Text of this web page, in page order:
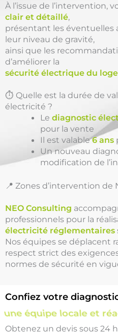
À l’issue de l’intervention,
clair et détaillé,
présentant les éventuelles
leur niveau de gravité,
ainsi que les
d’améliorer la
sécurité électrique du
⏱️ Quelle est la durée de
électricité ?
Lediagnostic
pour la vente
Il est valable6 ans
Un nouveau
modification de
📍 Zones d’intervention de
NEO Consulting
professionnels pour la
électricité réglementaires
Nos équipes se déplacent
respect strict des
normes de sécurité en
Confiez votre
une équipe locale et
Obtenez un devis sous 24